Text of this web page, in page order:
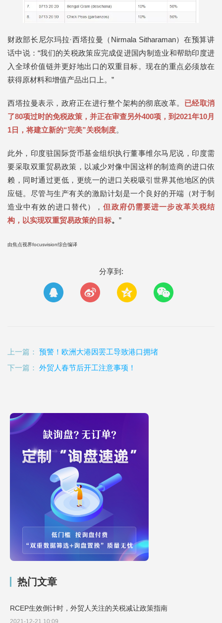
财政部长尼尔玛拉·西塔拉曼（Nirmala Sitharaman）在预算讲
话中说：“我们的关税政策应完成促进国内制造业和帮助印度进
入全球价值链并更好地出口的双重目标。现在的重点必须放在
获得原材料和增值产品出口上。”
西塔拉曼表示，政府正在进行整个架构的彻底改革。 已经取消
了80项过时的免税政策，并正在审查另外400项，到2021年10月
1日，将建立新的“完美”关税制度。
此外，印度驻国际货币基金组织执行董事维尔马尼说，印度需
要采取双重贸易政策，以减少对像中国这样的制造商的进口依
赖，同时通过更低，更统一的进口关税吸引世界其他地区的供
应链。尽管与生产有关的激励计划是一个良好的开端（对于制
造业中有效的进口替代），但政府仍需要进一步改革关税结
构，以实现双重贸易政策的目标。 ”
由焦点视界focusvision综合编译
分享到:
上一篇： 预警！欧洲大港因罢工导致港口拥堵
下一篇： 外贸人春节后开工注意事项！
热门文章
RCEP生效倒计时，外贸人关注的关税减让政策指南
2021-12-21 10:09